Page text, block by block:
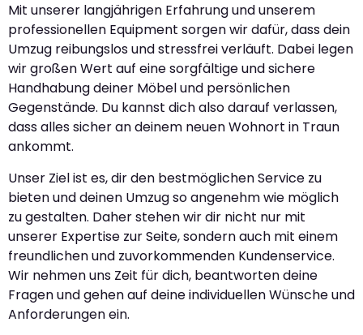
Mit unserer langjährigen Erfahrung und unserem
professionellen Equipment sorgen wir dafür, dass dein
Umzug reibungslos und stressfrei verläuft. Dabei legen
wir großen Wert auf eine sorgfältige und sichere
Handhabung deiner Möbel und persönlichen
Gegenstände. Du kannst dich also darauf verlassen,
dass alles sicher an deinem neuen Wohnort in Traun
ankommt.
Unser Ziel ist es, dir den bestmöglichen Service zu
bieten und deinen Umzug so angenehm wie möglich
zu gestalten. Daher stehen wir dir nicht nur mit
unserer Expertise zur Seite, sondern auch mit einem
freundlichen und zuvorkommenden Kundenservice.
Wir nehmen uns Zeit für dich, beantworten deine
Fragen und gehen auf deine individuellen Wünsche und
Anforderungen ein.